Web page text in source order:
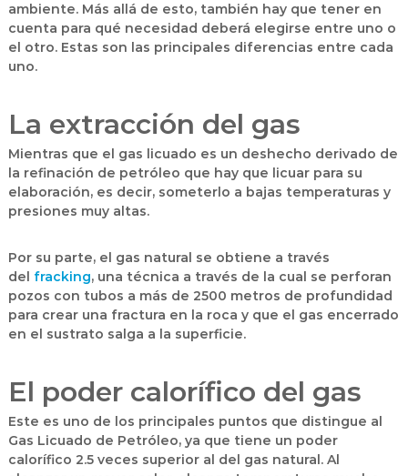
ambiente. Más allá de esto, también hay que tener en
cuenta para qué necesidad deberá elegirse entre uno o
el otro. Estas son las principales diferencias entre cada
uno.
La extracción del gas
Mientras que el gas licuado es un deshecho derivado de
la refinación de petróleo que hay que licuar para su
elaboración, es decir, someterlo a bajas temperaturas y
presiones muy altas.
Por su parte, el gas natural se obtiene a través
del fracking, una técnica a través de la cual se perforan
pozos con tubos a más de 2500 metros de profundidad
para crear una fractura en la roca y que el gas encerrado
en el sustrato salga a la superficie.
El poder calorífico del gas
Este es uno de los principales puntos que distingue al
Gas Licuado de Petróleo, ya que tiene un poder
calorífico 2.5 veces superior al del gas natural. Al